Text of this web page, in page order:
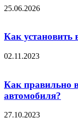
25.06.2026
Как установить
02.11.2023
Как правильно
автомобиля?
27.10.2023